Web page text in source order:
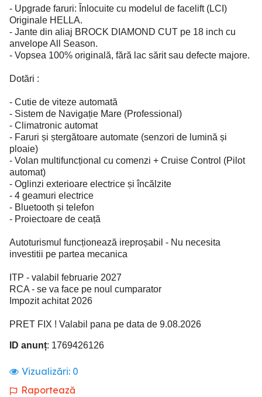
- Upgrade faruri: Înlocuite cu modelul de facelift (LCI)
Originale HELLA.
- Jante din aliaj BROCK DIAMOND CUT pe 18 inch cu
anvelope All Season.
- Vopsea 100% originală, fără lac sărit sau defecte majore.
Dotări :
- Cutie de viteze automată
- Sistem de Navigație Mare (Professional)
- Climatronic automat
- Faruri și ștergătoare automate (senzori de lumină și
ploaie)
- Volan multifuncțional cu comenzi + Cruise Control (Pilot
automat)
- Oglinzi exterioare electrice și încălzite
- 4 geamuri electrice
- Bluetooth și telefon
- Proiectoare de ceață
Autoturismul funcționează ireproșabil - Nu necesita
investitii pe partea mecanica
ITP - valabil februarie 2027
RCA - se va face pe noul cumparator
Impozit achitat 2026
PRET FIX ! Valabil pana pe data de 9.08.2026
ID anunț: 1769426126
Vizualizări: 0
Raportează